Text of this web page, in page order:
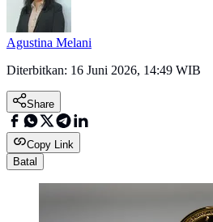
Agustina Melani
Diterbitkan: 16 Juni 2026, 14:49 WIB
Share
Copy Link
Batal